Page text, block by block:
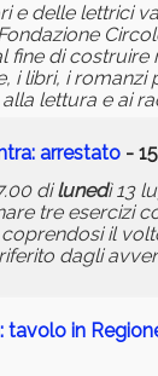
e delle lettrici
fine di
i libri, i romanzi
lettura e ai
arrestato -
dilunedì 13
tre esercizi
il
dagli
tavolo in